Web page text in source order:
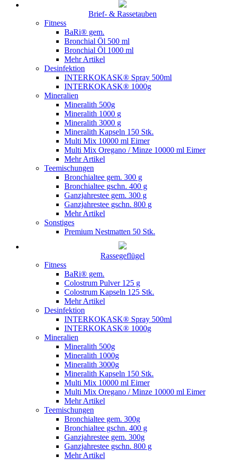
Brief- & Rassetauben
Fitness
BaRi® gem.
Bronchial Öl 500 ml
Bronchial Öl 1000 ml
Mehr Artikel
Desinfektion
INTERKOKASK® Spray 500ml
INTERKOKASK® 1000g
Mineralien
Mineralith 500g
Mineralith 1000 g
Mineralith 3000 g
Mineralith Kapseln 150 Stk.
Multi Mix 10000 ml Eimer
Multi Mix Oregano / Minze 10000 ml Eimer
Mehr Artikel
Teemischungen
Bronchialtee gem. 300 g
Bronchialtee gschn. 400 g
Ganzjahrestee gem. 300 g
Ganzjahrestee gschn. 800 g
Mehr Artikel
Sonstiges
Premium Nestmatten 50 Stk.
Rassegeflügel
Fitness
BaRi® gem.
Colostrum Pulver 125 g
Colostrum Kapseln 125 Stk.
Mehr Artikel
Desinfektion
INTERKOKASK® Spray 500ml
INTERKOKASK® 1000g
Mineralien
Mineralith 500g
Mineralith 1000g
Mineralith 3000g
Mineralith Kapseln 150 Stk.
Multi Mix 10000 ml Eimer
Multi Mix Oregano / Minze 10000 ml Eimer
Mehr Artikel
Teemischungen
Bronchialtee gem. 300g
Bronchialtee gschn. 400 g
Ganzjahrestee gem. 300g
Ganzjahrestee gschn. 800 g
Mehr Artikel